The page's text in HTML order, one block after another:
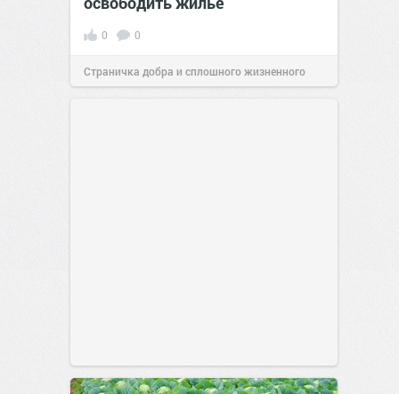
0 0
Страничка добра и сплошного жизненного